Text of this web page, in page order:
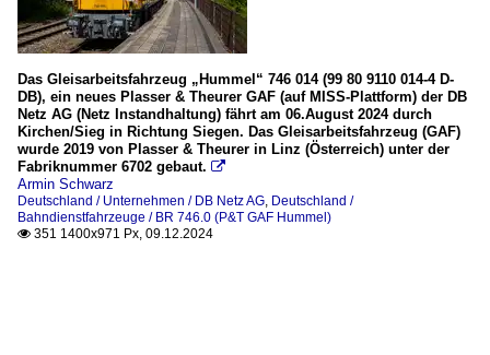
Das Gleisarbeitsfahrzeug „Hummel“ 746 014 (99 80 9110 014-4 D-
DB), ein neues Plasser & Theurer GAF (auf MISS-Plattform) der DB
Netz AG (Netz Instandhaltung) fährt am 06.August 2024 durch
Kirchen/Sieg in Richtung Siegen. Das Gleisarbeitsfahrzeug (GAF)
wurde 2019 von Plasser & Theurer in Linz (Österreich) unter der
Fabriknummer 6702 gebaut. 
Armin Schwarz
Deutschland / Unternehmen / DB Netz AG, Deutschland /
Bahndienstfahrzeuge / BR 746.0 (P&T GAF Hummel)
 351 1400x971 Px, 09.12.2024